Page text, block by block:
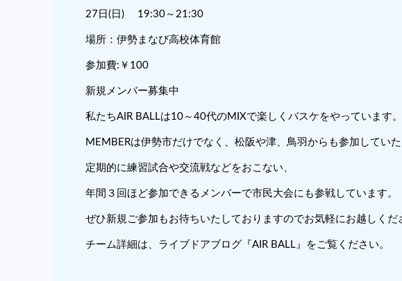
27日(日) 19:30～21:30
場所：伊勢まなび高校体育館
参加費:￥100
新規メンバー募集中
私たちAIR BALLは10～40代のMIXで楽しくバスケをやっています。
MEMBERは伊勢市だけでなく、松阪や津、鳥羽からも参加してい
定期的に練習試合や交流戦などをおこない、
年間３回ほど参加できるメンバーで市民大会にも参戦しています。
ぜひ新規ご参加もお待ちいたしておりますのでお気軽にお越しくだ
チーム詳細は、ライブドアブログ『AIR BALL』をご覧ください。